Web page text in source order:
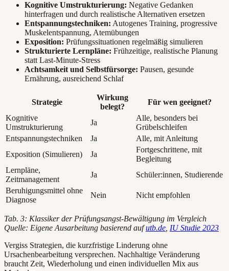
Kognitive Umstrukturierung: Negative Gedanken
hinterfragen und durch realistische Alternativen ersetzen
Entspannungstechniken: Autogenes Training, progressive
Muskelentspannung, Atemübungen
Exposition: Prüfungssituationen regelmäßig simulieren
Strukturierte Lernpläne: Frühzeitige, realistische Planung
statt Last-Minute-Stress
Achtsamkeit und Selbstfürsorge: Pausen, gesunde
Ernährung, ausreichend Schlaf
Strategie
Wirkung
belegt?
Für wen geeignet?
Kognitive
Umstrukturierung
Ja
Alle, besonders bei
Grübelschleifen
Entspannungstechniken
Ja
Alle, mit Anleitung
Exposition (Simulieren)
Ja
Fortgeschrittene, mit
Begleitung
Lernpläne,
Zeitmanagement
Ja
Schüler:innen, Studierende
Beruhigungsmittel ohne
Diagnose
Nein Nicht empfohlen
Tab. 3: Klassiker der Prüfungsangst-Bewältigung im Vergleich
Quelle: Eigene Ausarbeitung basierend aufutb.de IU Studie 2023
Vergiss Strategien, die kurzfristige Linderung ohne
Ursachenbearbeitung versprechen. Nachhaltige Veränderung
braucht Zeit, Wiederholung und einen individuellen Mix aus